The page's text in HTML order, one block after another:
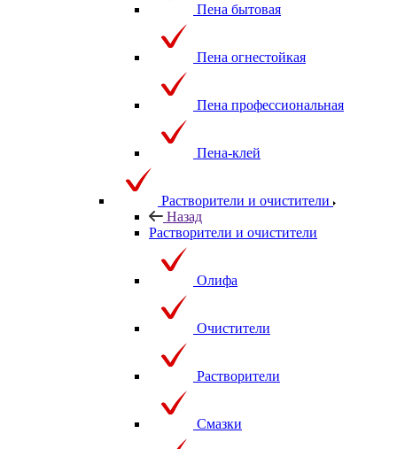
Пена бытовая
Пена огнестойкая
Пена профессиональная
Пена-клей
Растворители и очистители
Назад
Растворители и очистители
Олифа
Очистители
Растворители
Смазки